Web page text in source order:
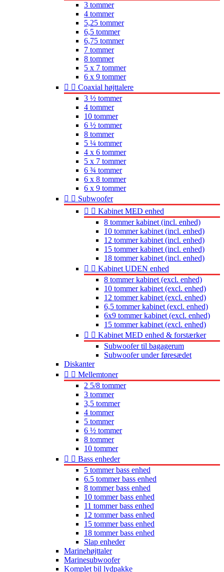
3 tommer
4 tommer
5,25 tommer
6,5 tommer
6,75 tommer
7 tommer
8 tommer
5 x 7 tommer
6 x 9 tommer
  Coaxial højttalere
3 ½ tommer
4 tommer
10 tommer
6 ½ tommer
8 tommer
5 ¼ tommer
4 x 6 tommer
5 x 7 tommer
6 ¾ tommer
6 x 8 tommer
6 x 9 tommer
  Subwoofer
  Kabinet MED enhed
8 tommer kabinet (incl. enhed)
10 tommer kabinet (incl. enhed)
12 tommer kabinet (incl. enhed)
15 tommer kabinet (incl. enhed)
18 tommer kabinet (incl. enhed)
  Kabinet UDEN enhed
8 tommer kabinet (excl. enhed)
10 tommer kabinet (excl. enhed)
12 tommer kabinet (excl. enhed)
6,5 tommer kabinet (excl. enhed)
6x9 tommer kabinet (excl. enhed)
15 tommer kabinet (excl. enhed)
  Kabinet MED enhed & forstærker
Subwoofer til bagagerum
Subwoofer under føresædet
Diskanter
  Mellemtoner
2 5/8 tommer
3 tommer
3,5 tommer
4 tommer
5 tommer
6 ½ tommer
8 tommer
10 tommer
  Bass enheder
5 tommer bass enhed
6.5 tommer bass enhed
8 tommer bass enhed
10 tommer bass enhed
11 tommer bass enhed
12 tommer bass enhed
15 tommer bass enhed
18 tommer bass enhed
Slap enheder
Marinehøjttaler
Marinesubwoofer
Komplet bil lydpakke